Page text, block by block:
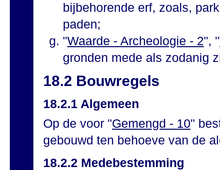
bijbehorende erf, zoals,
paden;
"Waarde - Archeologie - 2", "
gronden mede als zodanig
18.2 Bouwregels
18.2.1 Algemeen
Op de voor "Gemengd - 10"
gebouwd ten behoeve van de
18.2.2 Medebestemming